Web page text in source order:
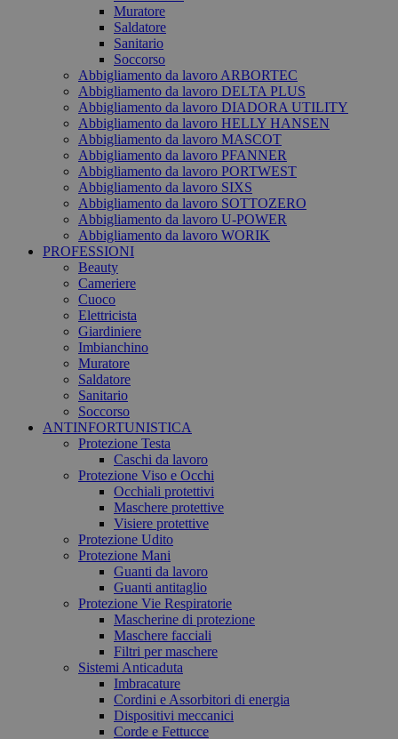
Muratore
Saldatore
Sanitario
Soccorso
Abbigliamento da lavoro ARBORTEC
Abbigliamento da lavoro DELTA PLUS
Abbigliamento da lavoro DIADORA UTILITY
Abbigliamento da lavoro HELLY HANSEN
Abbigliamento da lavoro MASCOT
Abbigliamento da lavoro PFANNER
Abbigliamento da lavoro PORTWEST
Abbigliamento da lavoro SIXS
Abbigliamento da lavoro SOTTOZERO
Abbigliamento da lavoro U-POWER
Abbigliamento da lavoro WORIK
PROFESSIONI
Beauty
Cameriere
Cuoco
Elettricista
Giardiniere
Imbianchino
Muratore
Saldatore
Sanitario
Soccorso
ANTINFORTUNISTICA
Protezione Testa
Caschi da lavoro
Protezione Viso e Occhi
Occhiali protettivi
Maschere protettive
Visiere protettive
Protezione Udito
Protezione Mani
Guanti da lavoro
Guanti antitaglio
Protezione Vie Respiratorie
Mascherine di protezione
Maschere facciali
Filtri per maschere
Sistemi Anticaduta
Imbracature
Cordini e Assorbitori di energia
Dispositivi meccanici
Corde e Fettucce